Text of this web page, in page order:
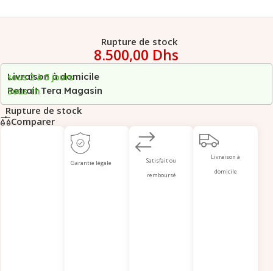
Rupture de stock
8.500,00 Dhs
Livraison à domicile
sous 2 à 5 jours
Retrait Tera Magasin
Sous 1h
Rupture de stock
Comparer
Garantie légale
Satisfait ou
remboursé
Livraison à
domicile